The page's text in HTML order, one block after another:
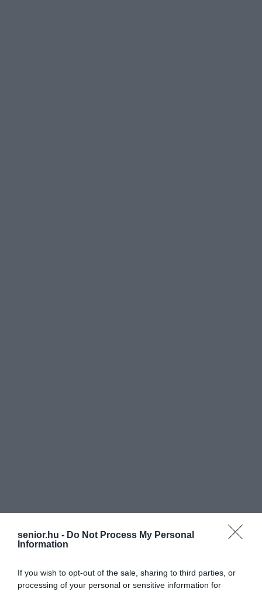
senior.hu - Do Not Process My Personal
Information
If you wish to opt-out of the sale, sharing to third parties, or
processing of your personal or sensitive information for